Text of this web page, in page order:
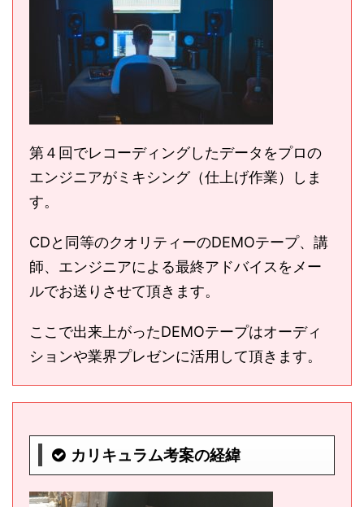
第４回でレコーディングしたデータをプロの
エンジニアがミキシング（仕上げ作業）しま
す。
CDと同等のクオリティーのDEMOテープ、講
師、エンジニアによる最終アドバイスをメー
ルでお送りさせて頂きます。
ここで出来上がったDEMOテープはオーディ
ションや業界プレゼンに活用して頂きます。
カリキュラム考案の経緯